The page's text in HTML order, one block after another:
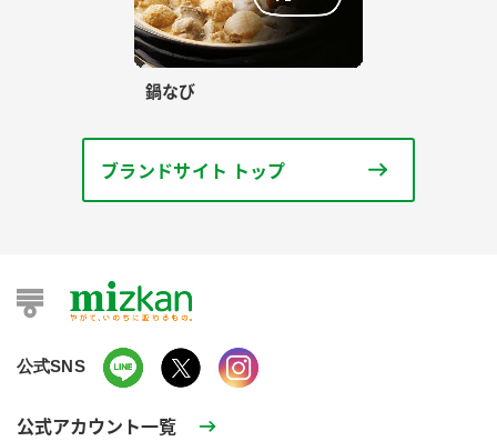
鍋なび
ブランドサイト トップ
公式SNS
公式アカウント一覧